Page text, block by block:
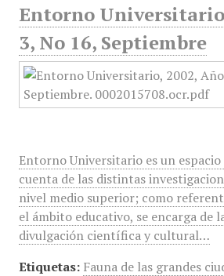
Entorno
3, No 16, Septiembre
Entorno Universitario es un
cuenta de las distintas
nivel medio superior; como
el ámbito educativo, se encarga de
divulgación científica y cultural…
Etiquetas: Fauna de las grandes